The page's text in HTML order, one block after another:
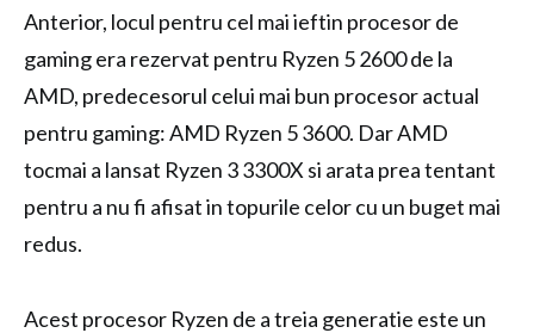
Anterior, locul pentru cel mai ieftin procesor de
gaming era rezervat pentru Ryzen 5 2600 de la
AMD, predecesorul celui mai bun procesor actual
pentru gaming: AMD Ryzen 5 3600. Dar AMD
tocmai a lansat Ryzen 3 3300X si arata prea tentant
pentru a nu fi afisat in topurile celor cu un buget mai
redus.
Acest procesor Ryzen de a treia generatie este un